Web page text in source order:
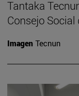
Tantaka
Consejo
Imagen Tecnun